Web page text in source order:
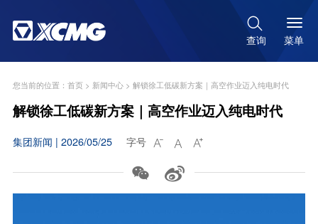

查询 菜单
您当前的位置： 首页 > 新闻中心> 解锁徐工低碳新方案｜高空作业迈入纯电时代
解锁徐工低碳新方案｜高空作业迈入纯电时代
集团新闻 | 2026/05/25 字号   
 